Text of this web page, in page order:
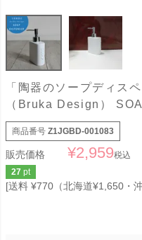
「陶器のソープディス
（Bruka Design）
商品番号 Z1JGBD-001083
販売価格 ¥2,959税込
27 pt
送料 ¥770（北海道¥1,650・